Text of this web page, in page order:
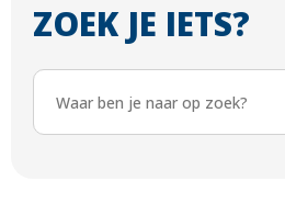
ZOEK JE IETS?